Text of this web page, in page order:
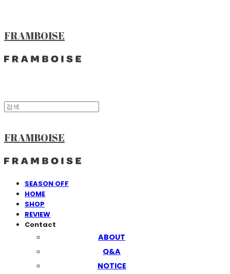
FRAMBOISE
FRAMBOISE
SEASON OFF
HOME
SHOP
REVIEW
Contact
ABOUT
Q&A
NOTICE